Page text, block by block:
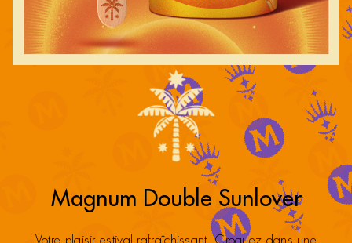
Magnum Double Sunlover
Votre plaisir estival rafraîchissant. Croquez dans une